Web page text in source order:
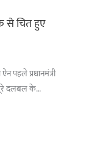
से चित हुए
पहले प्रधानमंत्री
पूरे दलबल के…